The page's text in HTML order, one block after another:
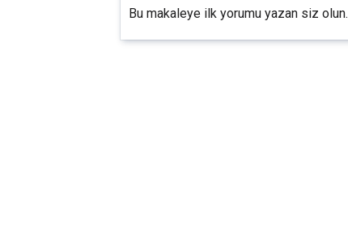
Bu makaleye ilk yorumu yazan siz olun.